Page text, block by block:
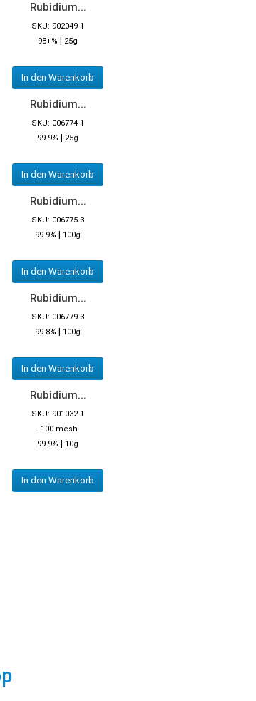
Rubidium...
SKU: 902049-1
98+% | 25g
In den Warenkorb
Rubidium...
SKU: 006774-1
99.9% | 25g
In den Warenkorb
Rubidium...
SKU: 006775-3
99.9% | 100g
In den Warenkorb
Rubidium...
SKU: 006779-3
99.8% | 100g
In den Warenkorb
Rubidium...
SKU: 901032-1
-100 mesh
99.9% | 10g
In den Warenkorb